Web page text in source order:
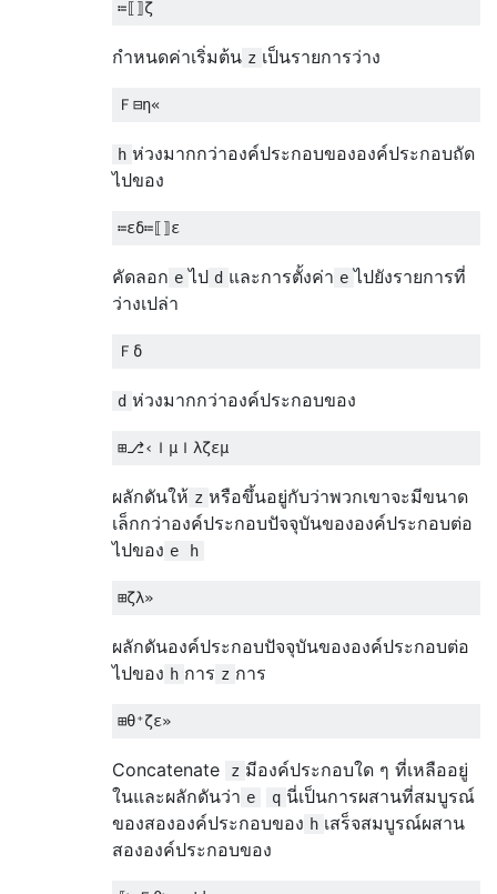
กำหนดค่าเริ่มต้น z เป็นรายการว่าง
h ห่วงมากกว่าองค์ประกอบขององค์ประกอบถัด
ไปของ
คัดลอก e ไป d และการตั้งค่า e ไปยังรายการที่
ว่างเปล่า
d ห่วงมากกว่าองค์ประกอบของ
ผลักดันให้ z หรือขึ้นอยู่กับว่าพวกเขาจะมีขนาด
เล็กกว่าองค์ประกอบปัจจุบันขององค์ประกอบต่อ
ไปของ e h
ผลักดันองค์ประกอบปัจจุบันขององค์ประกอบต่อ
ไปของ h การ z การ
Concatenate z มีองค์ประกอบใด ๆ ที่เหลืออยู่
ในและผลักดันว่า e q นี่เป็นการผสานที่สมบูรณ์
ของสององค์ประกอบของ h เสร็จสมบูรณ์ผสาน
สององค์ประกอบของ